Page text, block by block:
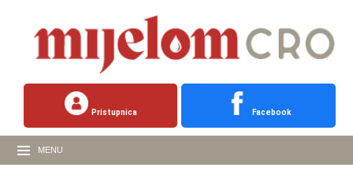
Pristupnica Facebook
MENU